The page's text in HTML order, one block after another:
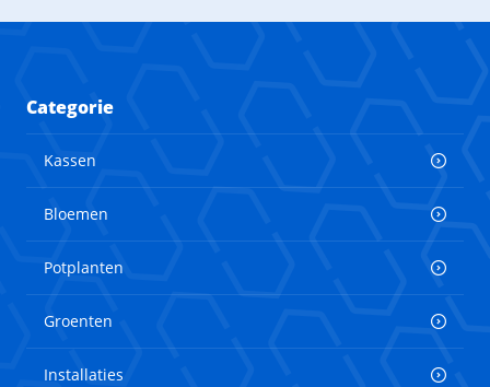
Categorie
Kassen
Bloemen
Potplanten
Groenten
Installaties